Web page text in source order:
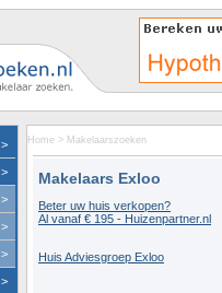
>
>
>
>
>
>
Home > Makelaarszoeken
Makelaars Exloo
Beter uw huis verkopen?
Al vanaf € 195 - Huizenpartner.nl
Huis Adviesgroep Exloo